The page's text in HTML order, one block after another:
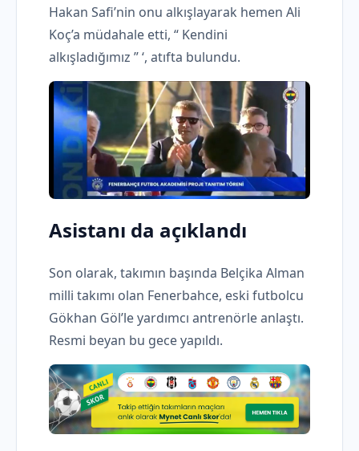
Hakan Safi’nin onu alkışlayarak hemen Ali
Koç’a müdahale etti, “ Kendini
alkışladığımız ” ‘, atıfta bulundu.
Asistanı da açıklandı
Son olarak, takımın başında Belçika Alman
milli takımı olan Fenerbahce, eski futbolcu
Gökhan Göl’le yardımcı antrenörle anlaştı.
Resmi beyan bu gece yapıldı.